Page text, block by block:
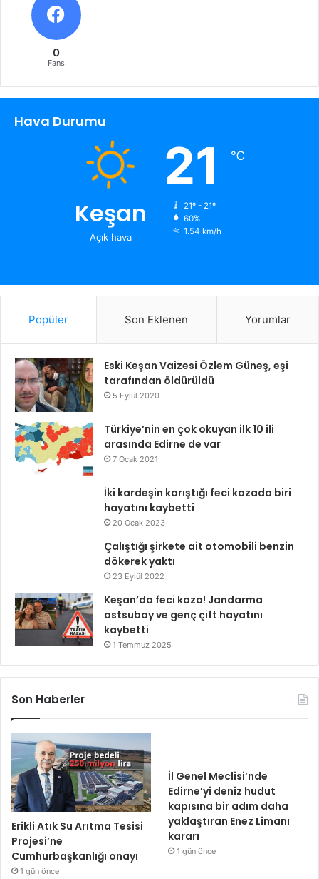
0
Fans
Hava Durumu
Keşan
Açık hava
21 ℃
21º - 21º
60%
1.54 km/h
Popüler Son Eklenen Yorumlar
Eski Keşan Vaizesi Özlem Güneş, eşi
tarafından öldürüldü
5 Eylül 2020
Türkiye’nin en çok okuyan ilk 10 ili
arasında Edirne de var
7 Ocak 2021
İki kardeşin karıştığı feci kazada biri
hayatını kaybetti
20 Ocak 2023
Çalıştığı şirkete ait otomobili benzin
dökerek yaktı
23 Eylül 2022
Keşan’da feci kaza! Jandarma
astsubay ve genç çift hayatını
kaybetti
1 Temmuz 2025
Son Haberler
Erikli Atık Su Arıtma Tesisi
Projesi’ne
Cumhurbaşkanlığı onayı
1 gün önce
İl Genel Meclisi’nde
Edirne’yi deniz hudut
kapısına bir adım daha
yaklaştıran Enez Limanı
kararı
1 gün önce